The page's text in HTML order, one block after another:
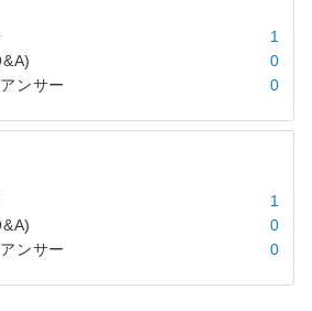
1
0
ンサー
0
1
0
ンサー
0